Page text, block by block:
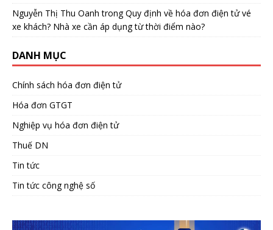
Nguyễn Thị Thu Oanh trongQuy định về hóa đơn điện tử vé
xe khách? Nhà xe cần áp dụng từ thời điểm nào?
DANH MỤC
Chính sách hóa đơn điện tử
Hóa đơn GTGT
Nghiệp vụ hóa đơn điện tử
Thuế DN
Tin tức
Tin tức công nghệ số